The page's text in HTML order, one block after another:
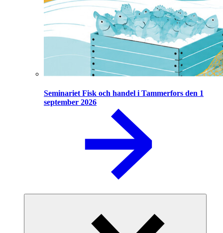
Seminariet Fisk och handel i Tammerfors den 1
september 2026